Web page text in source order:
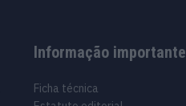
Informação importante
Ficha técnica